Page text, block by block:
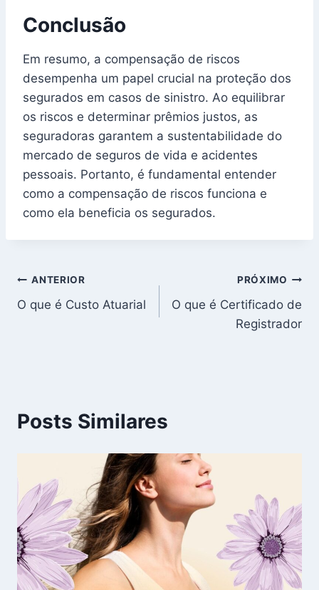
Conclusão
Em resumo, a compensação de riscos
desempenha um papel crucial na proteção dos
segurados em casos de sinistro. Ao equilibrar
os riscos e determinar prêmios justos, as
seguradoras garantem a sustentabilidade do
mercado de seguros de vida e acidentes
pessoais. Portanto, é fundamental entender
como a compensação de riscos funciona e
como ela beneficia os segurados.
Navegação
de
ANTERIOR
O que é Custo Atuarial
PRÓXIMO
O que é Certificado de
Registrador
Posts Similares